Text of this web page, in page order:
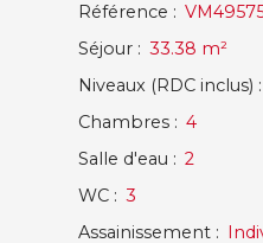
Référence :
Séjour : 33.38 m²
Niveaux (RDC inclus) :
Chambres : 4
Salle d'eau : 2
WC : 3
Assainissement :